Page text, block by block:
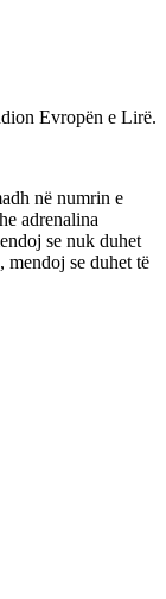
Evropën e Lirë.
në numrin e
adrenalina
se nuk duhet
mendoj se duhet të